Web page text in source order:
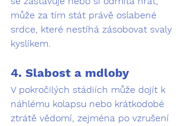
může za tím stát právě oslabené
srdce, které nestíhá zásobovat svaly
kyslíkem.
4. Slabost a mdloby
V pokročilých stádiích může dojít k
náhlému kolapsu nebo krátkodobé
ztrátě vědomí, zejména po vzrušení